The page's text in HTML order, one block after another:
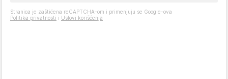
Stranica je zaštićena reCAPTCHA–om i primenjuju se Google-ova
Politika privatnosti i Uslovi korišćenja